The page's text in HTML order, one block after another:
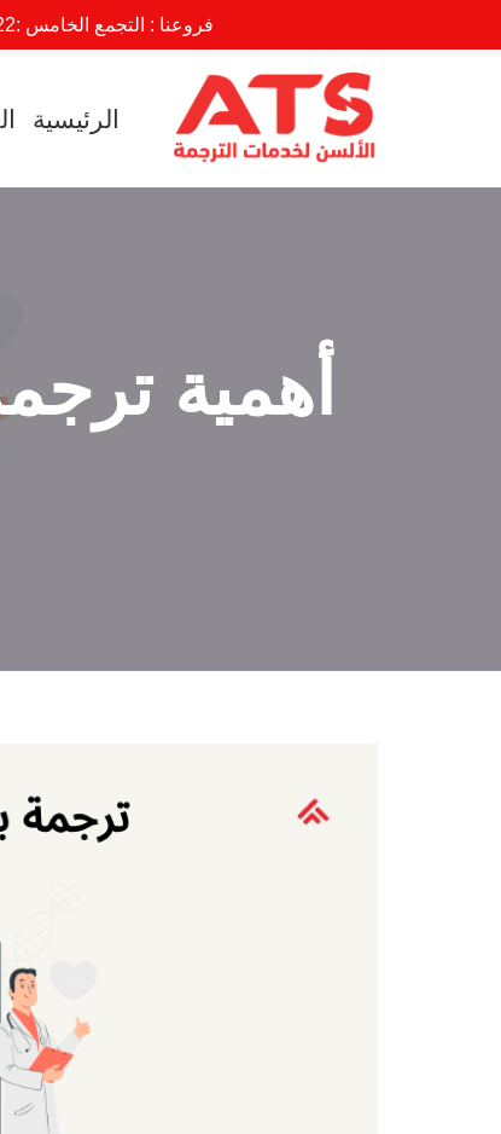
فروعنا : التجمع الخامس :
الرئيسية
أهمية